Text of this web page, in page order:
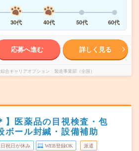
30代 40代 50代 60代
応募へ進む 詳しく見る
合キャリアオプション 製造事業部（全国）
】医薬品の目視検査・包
ボール封緘・設備補助
日祝日が休み WEB登録OK 派遣